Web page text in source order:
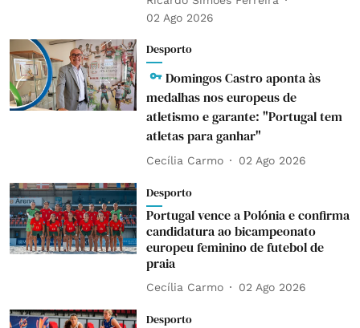
02 Ago 2026
Desporto
Domingos Castro aponta às
medalhas nos europeus de
atletismo e garante: "Portugal tem
atletas para ganhar"
Cecília Carmo 02 Ago 2026
Desporto
Portugal vence a Polónia e confirma
candidatura ao bicampeonato
europeu feminino de futebol de
praia
Cecília Carmo 02 Ago 2026
Desporto